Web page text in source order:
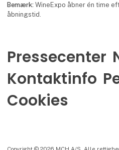
Bemærk:WineExpo åbner én time
åbningstid.
Pressecenter
Kontaktinfo
Cookies